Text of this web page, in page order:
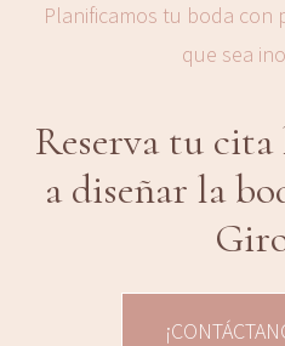
Planificamos tu boda con
que sea
Reserva tu
a diseñar la